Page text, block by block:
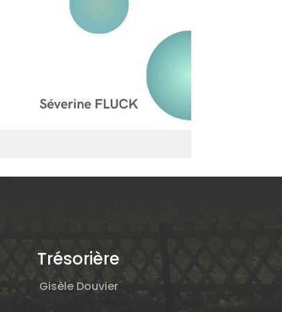
Trésorière
Gisèle Douvier